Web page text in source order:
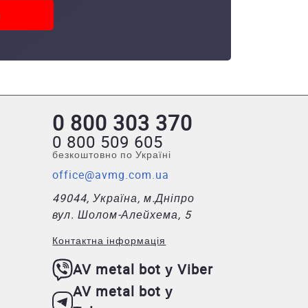
0 800 303 370
0 800 509 605
безкоштовно по Україні
office@avmg.com.ua
49044, Україна, м.Дніпро
вул. Шолом-Алейхема, 5
Контактна інформація
AV metal bot у Viber
AV metal bot у